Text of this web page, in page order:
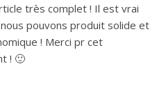
très complet ! Il est vrai
nous pouvons produit solide et
! Merci pr cet
! 🙂